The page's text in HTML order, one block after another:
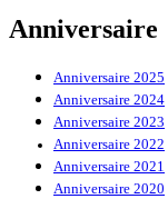
Anniversaire
Anniversaire 2025
Anniversaire 2024
Anniversaire 2023
Anniversaire 2022
Anniversaire 2021
Anniversaire 2020